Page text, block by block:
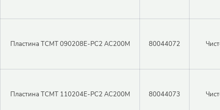
Пластина TCMT 090208E-PC2 AC200M 80044072
Пластина TCMT 110204E-PC2 AC200M 80044073